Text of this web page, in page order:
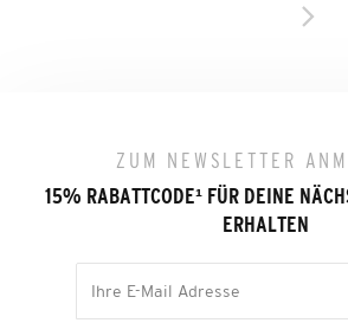
ZUM NEWSLETTER
15% RABATTCODE¹ FÜR DEINE
ERHALTEN